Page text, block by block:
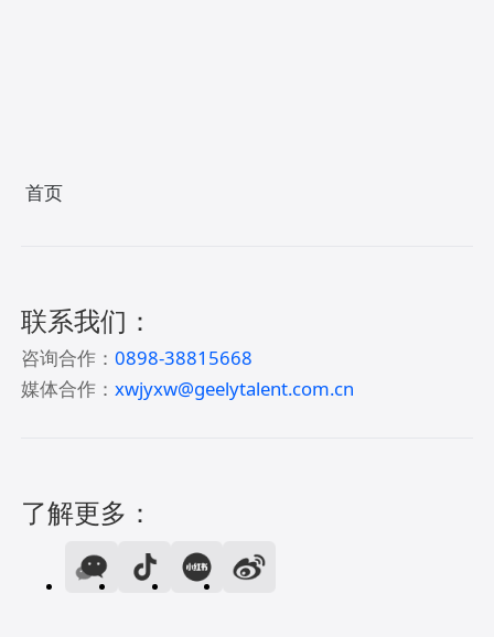
首页
联系我们：
咨询合作：0898-38815668
媒体合作：xwjyxw@geelytalent.com.cn
了解更多：